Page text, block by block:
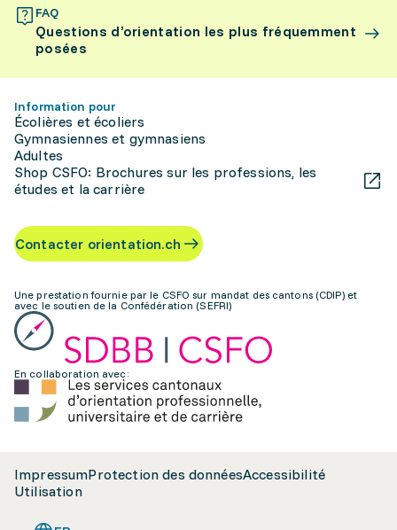
FAQ
Questions d’orientation les plus fréquemment
posées
Information pour
Écolières et écoliers
Gymnasiennes et gymnasiens
Adultes
Shop CSFO: Brochures sur les professions, les
études et la carrière
Contacter orientation.ch
Une prestation fournie par le CSFO sur mandat des cantons (CDIP) et
avec le soutien de la Confédération (SEFRI)
En collaboration avec:
ImpressumProtection des donnéesAccessibilité
Utilisation